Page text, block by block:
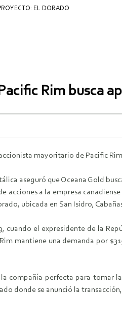
EL DORADO
Rim busca
mayoritario de Pacific
aseguró que Oceana Gold
acciones a la empresa
ubicada en San Isidro,
cuando el expresidente de la
mantiene una demanda por
la compañía perfecta para tomar
donde se anunció la